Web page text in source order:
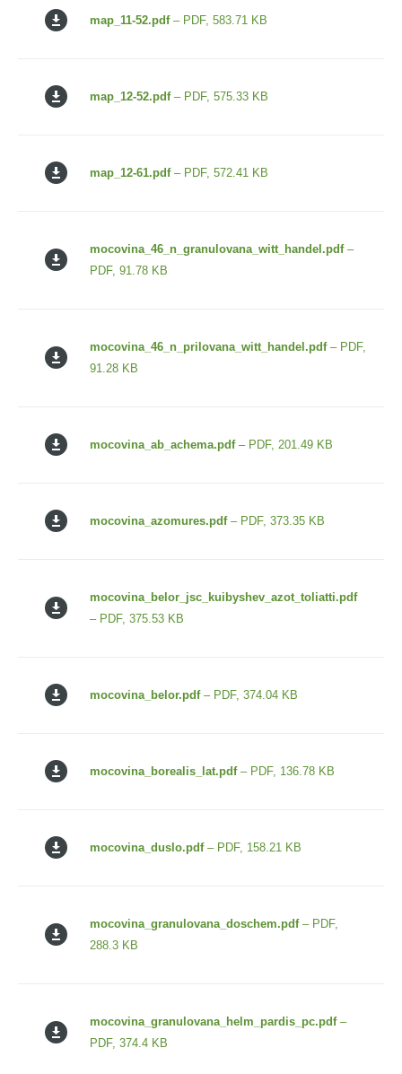
map_11-52.pdf– PDF, 583.71 KB
map_12-52.pdf– PDF, 575.33 KB
map_12-61.pdf– PDF, 572.41 KB
mocovina_46_n_granulovana_witt_handel.pdf–
PDF, 91.78 KB
mocovina_46_n_prilovana_witt_handel.pdf– PDF,
91.28 KB
mocovina_ab_achema.pdf– PDF, 201.49 KB
mocovina_azomures.pdf– PDF, 373.35 KB
mocovina_belor_jsc_kuibyshev_azot_toliatti.pdf
– PDF, 375.53 KB
mocovina_belor.pdf– PDF, 374.04 KB
mocovina_borealis_lat.pdf– PDF, 136.78 KB
mocovina_duslo.pdf– PDF, 158.21 KB
mocovina_granulovana_doschem.pdf– PDF,
288.3 KB
mocovina_granulovana_helm_pardis_pc.pdf–
PDF, 374.4 KB